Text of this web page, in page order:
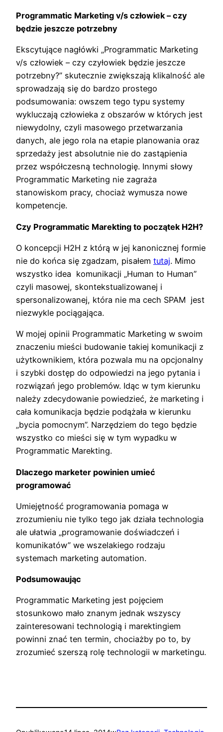
Programmatic Marketing v/s człowiek – czy
będzie jeszcze potrzebny
Ekscytujące nagłówki „Programmatic Marketing
v/s człowiek – czy czyłowiek będzie jeszcze
potrzebny?” skutecznie zwiększają klikalność ale
sprowadzają się do bardzo prostego
podsumowania: owszem tego typu systemy
wykluczają człowieka z obszarów w których jest
niewydolny, czyli masowego przetwarzania
danych, ale jego rola na etapie planowania oraz
sprzedaży jest absolutnie nie do zastąpienia
przez współczesną technologię. Innymi słowy
Programmatic Marketing nie zagraża
stanowiskom pracy, chociaż wymusza nowe
kompetencje.
Czy Programmatic Marekting to początek H2H?
O koncepcji H2H z którą w jej kanonicznej formie
nie do końca się zgadzam, pisałem tutaj. Mimo
wszystko idea komunikacji „Human to Human”
czyli masowej, skontekstualizowanej i
spersonalizowanej, która nie ma cech SPAM jest
niezwykle pociągająca.
W mojej opinii Programmatic Marketing w swoim
znaczeniu mieści budowanie takiej komunikacji z
użytkownikiem, która pozwala mu na opcjonalny
i szybki dostęp do odpowiedzi na jego pytania i
rozwiązań jego problemów. Idąc w tym kierunku
należy zdecydowanie powiedzieć, że marketing i
cała komunikacja będzie podążała w kierunku
„bycia pomocnym”. Narzędziem do tego będzie
wszystko co mieści się w tym wypadku w
Programmatic Marekting.
Dlaczego marketer powinien umieć
programować
Umiejętność programowania pomaga w
zrozumieniu nie tylko tego jak działa technologia
ale ułatwia „programowanie doświadczeń i
komunikatów” we wszelakiego rodzaju
systemach marketing automation.
Podsumowaując
Programmatic Marketing jest pojęciem
stosunkowo mało znanym jednak wszyscy
zainteresowani technologią i marektingiem
powinni znać ten termin, chociażby po to, by
zrozumieć szerszą rolę technologii w marketingu.